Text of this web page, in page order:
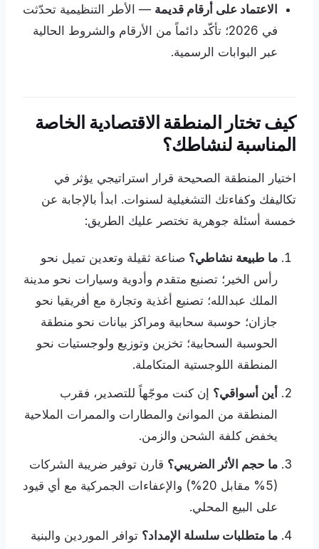
الاعتماد على أرقام قديمة — الأطر التنظيمية تحدّثت
في 2026؛ تأكّد دائماً من الأرقام والشروط الحالية
عبر البوابات الرسمية.
كيف تختار المنطقة الاقتصادية الخاصة
المناسبة لنشاطك؟
اختيار المنطقة الصحيحة قرار استراتيجي يؤثر في
تكاليفك وكفاءتك التشغيلية لسنوات. ابدأ بالإجابة عن
خمسة أسئلة جوهرية تختصر عليك الطريق:
ما طبيعة نشاطي؟ صناعة ثقيلة وتعدين تميل نحو
رأس الخير؛ تصنيع متقدم وأدوية وسيارات نحو مدينة
الملك عبدالله؛ تصنيع أغذية وتجارة مع أفريقيا نحو
جازان؛ حوسبة سحابية ومراكز بيانات نحو منطقة
الحوسبة السحابية؛ تخزين وتوزيع ولوجستيات نحو
المنطقة اللوجستية المتكاملة.
أين أسواقي؟ إن كنت موجّهاً للتصدير، فقرب
المنطقة من الموانئ والمطارات والممرات الملاحية
يخفض كلفة الشحن والزمن.
ما حجم الأثر الضريبي؟ قارن توفير ضريبة الشركات
(5% مقابل 20%) والإعفاءات الجمركية مع أي قيود
على البيع المحلي.
ما متطلبات سلسلة الإمداد؟ توافر الموردين والبنية